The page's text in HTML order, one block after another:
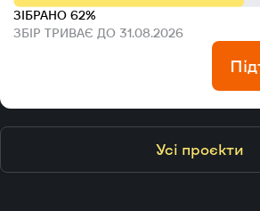
ЗІБРАНО 62%
ЗБІР ТРИВАЄ ДО 31.08.2026
Усі проєкти